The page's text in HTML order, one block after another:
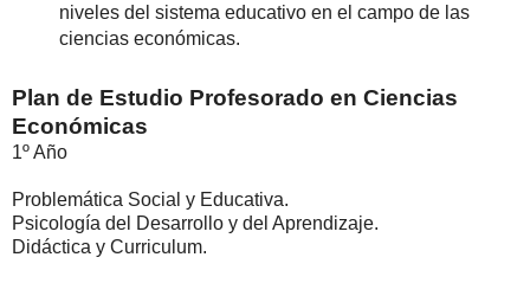
niveles del sistema educativo en el campo de las
ciencias económicas.
Plan de Estudio Profesorado en Ciencias
Económicas
1º Año
Problemática Social y Educativa.
Psicología del Desarrollo y del Aprendizaje.
Didáctica y Curriculum.